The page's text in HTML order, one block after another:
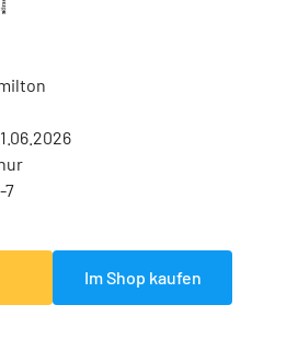
7
Im Shop kaufen